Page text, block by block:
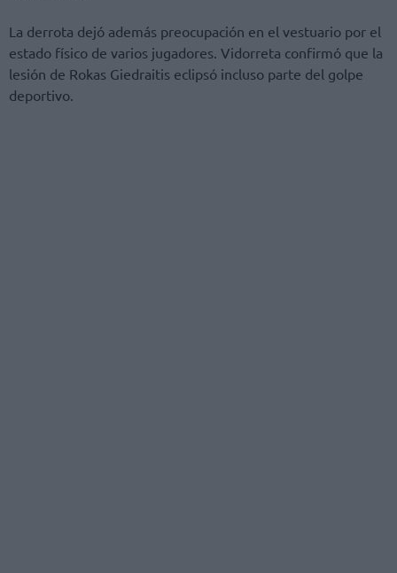
La derrota dejó además preocupación en el vestuario por el
estado físico de varios jugadores. Vidorreta confirmó que la
lesión de Rokas Giedraitis eclipsó incluso parte del golpe
deportivo.